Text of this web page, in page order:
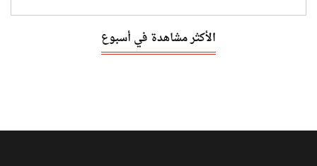
الأكثر مشاهدة في أسبوع